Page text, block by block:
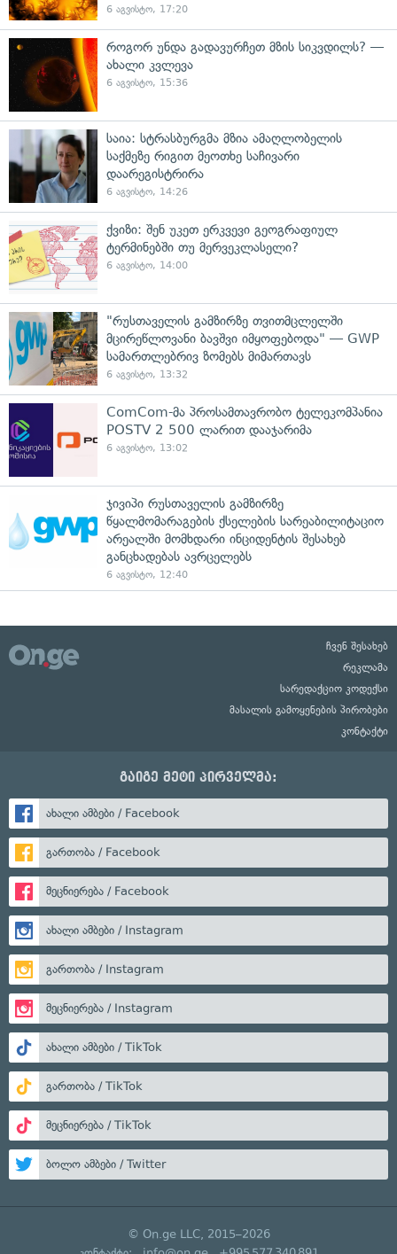
6 აგვისტო, 17:20
როგორ უნდა გადავურჩეთ მზის სიკვდილს? —
ახალი კვლევა
6 აგვისტო, 15:36
საია: სტრასბურგმა მზია ამაღლობელის
საქმეზე რიგით მეოთხე საჩივარი
დაარეგისტრირა
6 აგვისტო, 14:26
ქვიზი: შენ უკეთ ერკვევი გეოგრაფიულ
ტერმინებში თუ მერვეკლასელი?
6 აგვისტო, 14:00
"რუსთაველის გამზირზე თვითმცლელში
მცირეწლოვანი ბავშვი იმყოფებოდა" — GWP
სამართლებრივ ზომებს მიმართავს
6 აგვისტო, 13:32
ComCom-მა პროსამთავრობო ტელეკომპანია
POSTV 2 500 ლარით დააჯარიმა
6 აგვისტო, 13:02
ჯივიპი რუსთაველის გამზირზე
წყალმომარაგების ქსელების სარეაბილიტაციო
არეალში მომხდარი ინციდენტის შესახებ
განცხადებას ავრცელებს
6 აგვისტო, 12:40
ჩვენ შესახებ
რეკლამა
სარედაქციო კოდექსი
მასალის გამოყენების პირობები
კონტაქტი
გაიგე მეტი პირველმა:
ახალი ამბები / Facebook
გართობა / Facebook
მეცნიერება / Facebook
ახალი ამბები / Instagram
გართობა / Instagram
მეცნიერება / Instagram
ახალი ამბები / TikTok
გართობა / TikTok
მეცნიერება / TikTok
ბოლო ამბები / Twitter
© On.ge LLC, 2015–2026